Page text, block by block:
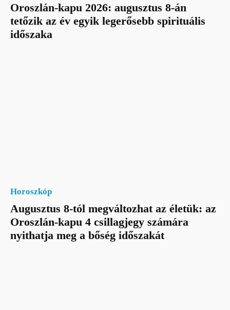
Oroszlán-kapu 2026: augusztus 8-án
tetőzik az év egyik legerősebb spirituális
időszaka
Horoszkóp
Augusztus 8-tól megváltozhat az életük: az
Oroszlán-kapu 4 csillagjegy számára
nyithatja meg a bőség időszakát